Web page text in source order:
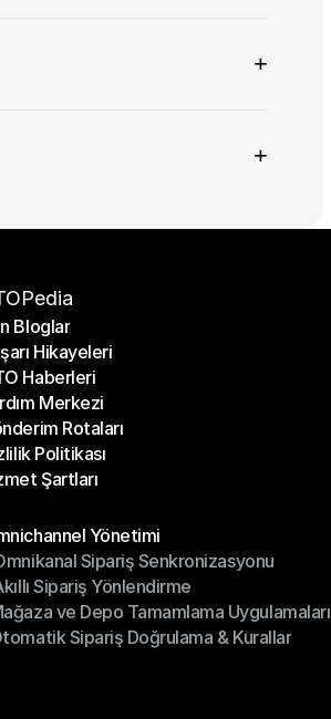
+
+
Bloglar
Bloglar
Hikayeleri
Hikayeleri
Haberleri
Haberleri
Merkezi
Merkezi
Rotaları
Rotaları
Politikası
Politikası
Şartları
Yönetimi
Yönetimi
Sipariş Senkronizasyonu
Sipariş Senkronizasyonu
Sipariş Yönlendirme
Sipariş Yönlendirme
ve Depo Tamamlama Uygulamaları
ve Depo Tamamlama Uygulamaları
Sipariş Doğrulama & Kurallar